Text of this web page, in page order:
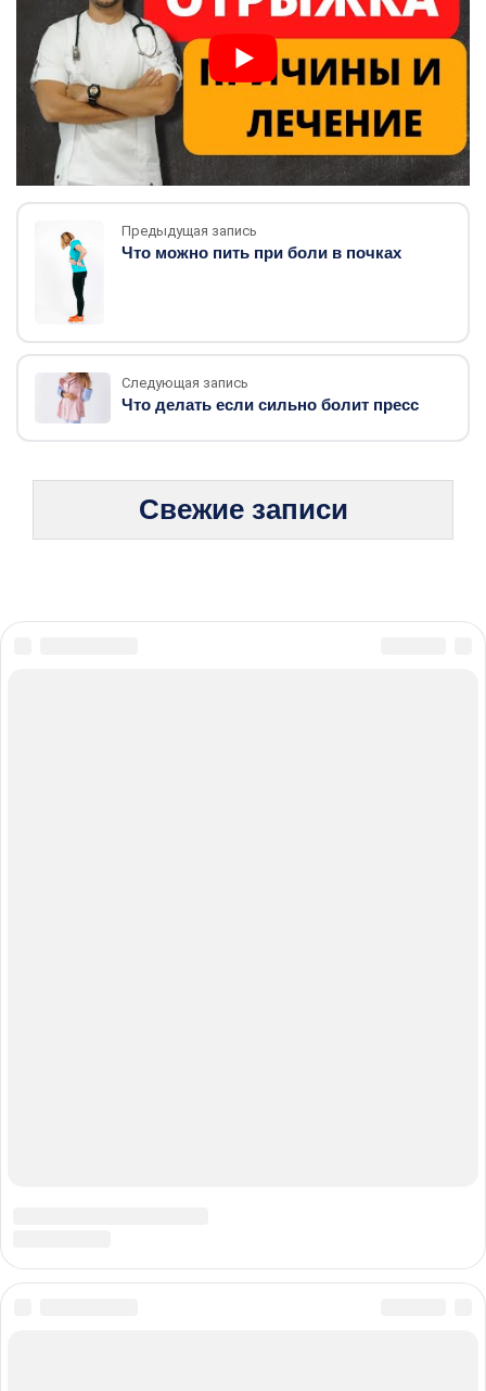
Предыдущая запись
Что можно пить при боли в почках
Следующая запись
Что делать если сильно болит пресс
Свежие записи